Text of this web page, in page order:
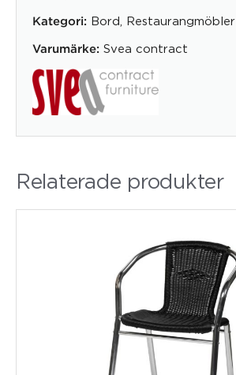
Kategori: Bord Restaurangmöbler
Varumärke: Svea contract
Relaterade produkter